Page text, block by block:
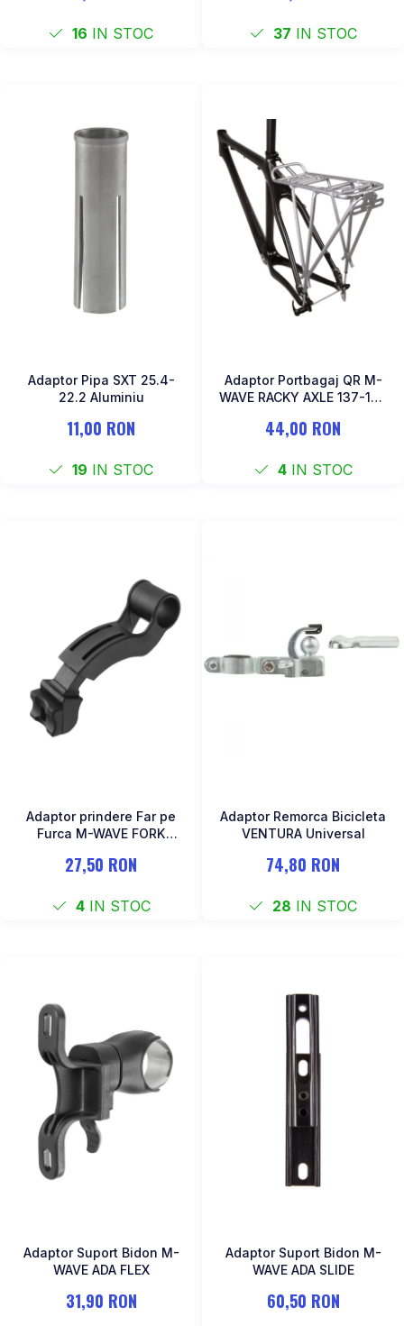
16 IN STOC 37 IN STOC
Adaptor Pipa SXT 25.4-
22.2 Aluminiu
11,00 RON
19 IN STOC
Adaptor Portbagaj QR M-
WAVE RACKY AXLE 137-177
44,00 RON
4IN STOC
Adaptor prindere Far pe
Furca M-WAVE FORK
27,50 RON
4IN STOC
Adaptor Remorca Bicicleta
VENTURA Universal
74,80 RON
28 IN STOC
Adaptor Suport Bidon M-
WAVE ADA FLEX
31,90 RON
Adaptor Suport Bidon M-
WAVE ADA SLIDE
60,50 RON